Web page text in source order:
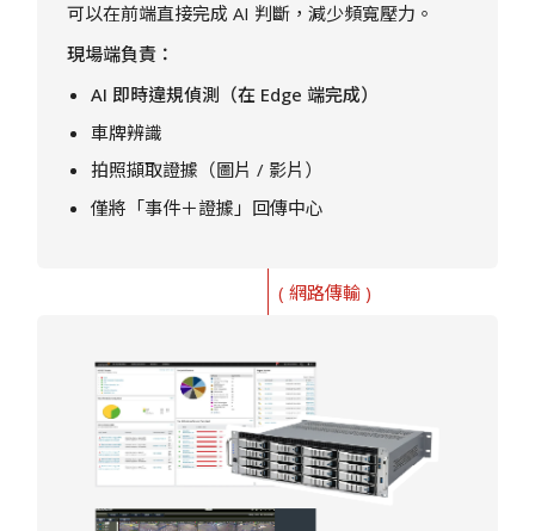
可以在前端直接完成 AI 判斷，減少頻寬壓力。
現場端負責：
AI 即時違規偵測（在 Edge 端完成）
車牌辨識
拍照擷取證據（圖片 / 影片）
僅將「事件＋證據」回傳中心
( 網路傳輸 )